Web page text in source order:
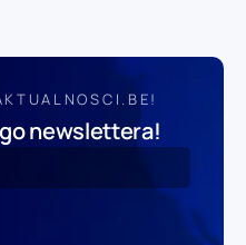
newslettera!